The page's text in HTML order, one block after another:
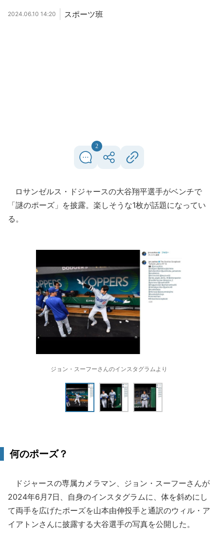
2024.06.10 14:20 スポーツ班
2
ロサンゼルス・ドジャースの大谷翔平選手がベンチで
「謎のポーズ」を披露。楽しそうな1枚が話題になってい
る。
ジョン・スーフーさんのインスタグラムより
何のポーズ？
ドジャースの専属カメラマン、ジョン・スーフーさんが
2024年6月7日、自身のインスタグラムに、体を斜めにし
て両手を広げたポーズを山本由伸投手と通訳のウィル・ア
イアトンさんに披露する大谷選手の写真を公開した。